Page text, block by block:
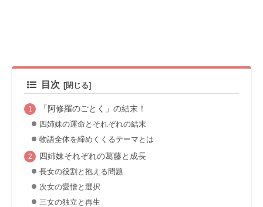
目次
「阿修羅のごとく」の結末！
四姉妹の運命とそれぞれの結末
物語全体を締めくくるテーマとは
四姉妹それぞれの葛藤と成長
長女の役割と抱える問題
次女の愛憎と選択
三女の独立と再生